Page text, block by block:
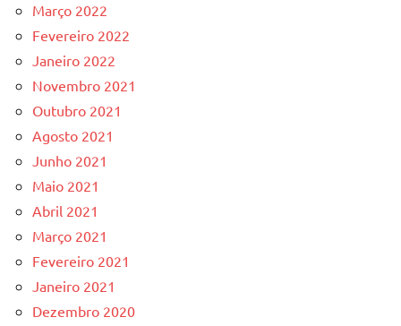
Março 2022
Fevereiro 2022
Janeiro 2022
Novembro 2021
Outubro 2021
Agosto 2021
Junho 2021
Maio 2021
Abril 2021
Março 2021
Fevereiro 2021
Janeiro 2021
Dezembro 2020